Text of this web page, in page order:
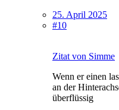
25. April 2025
#10
Zitat von Simme
Wenn er einen
an der
überflüssig